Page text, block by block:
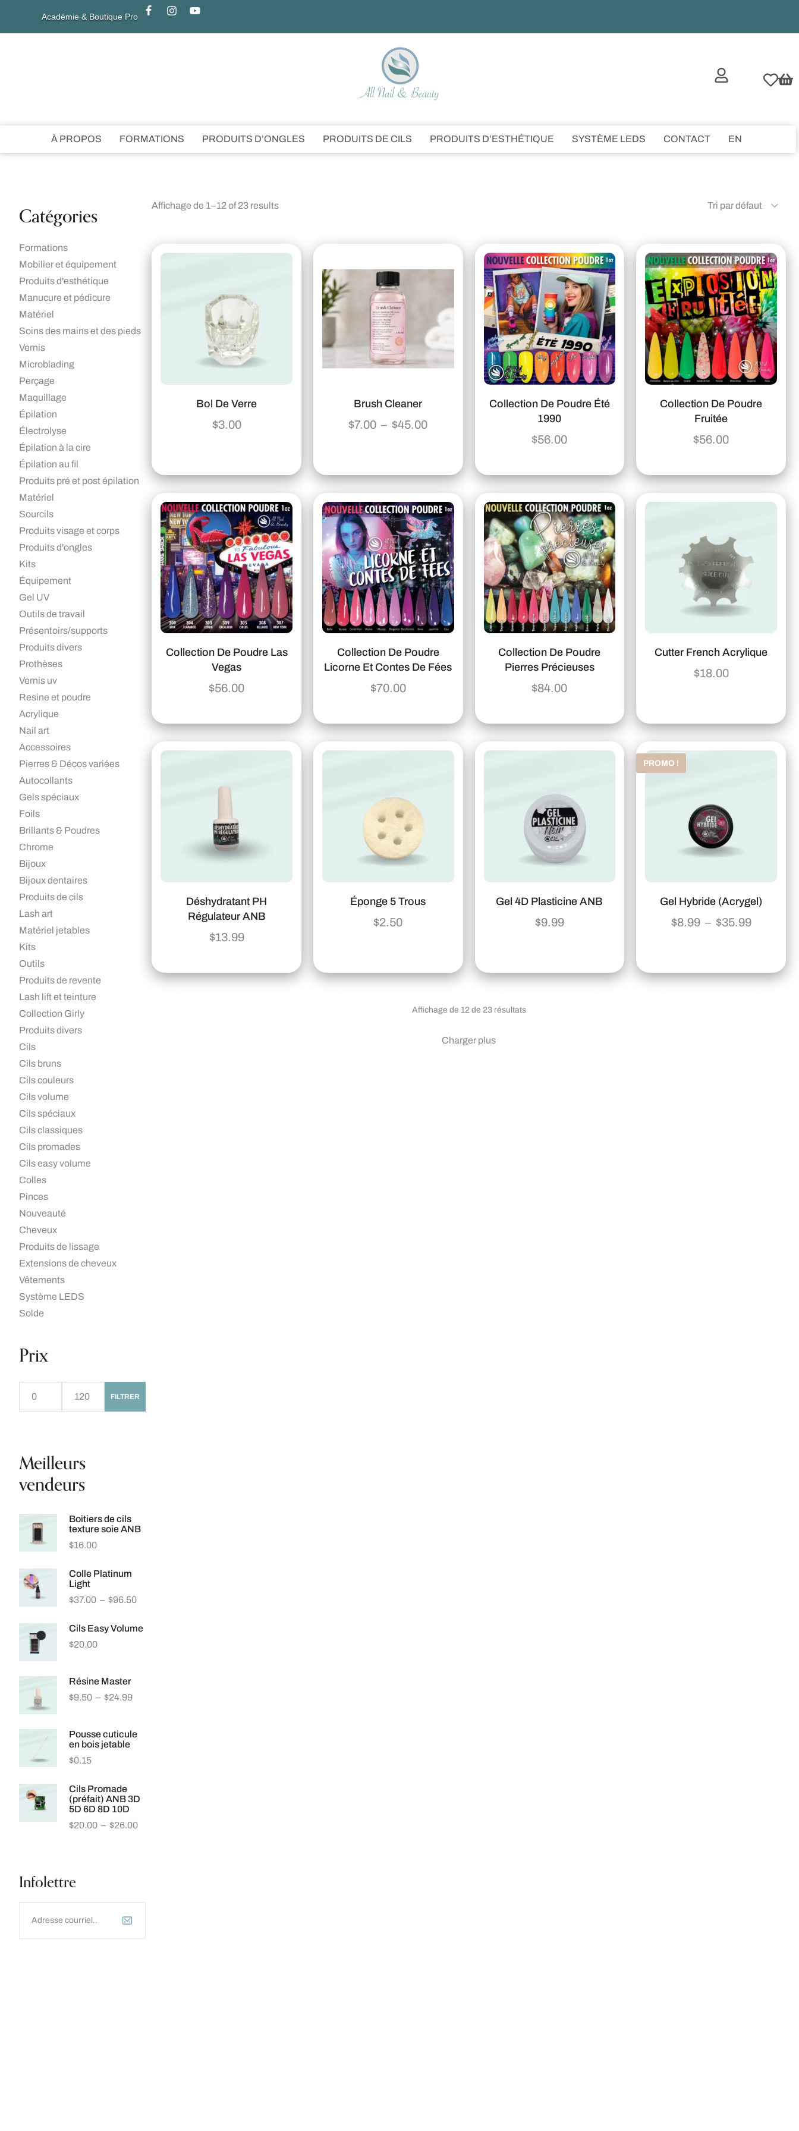
Académie & Boutique Pro
À PROPOS FORMATIONS PRODUITS D’ONGLES PRODUITS DE CILS PRODUITS D’ESTHÉTIQUE SYSTÈME LEDS CONTACT EN
Catégories
Formations
Mobilier et équipement
Produits d'esthétique
Manucure et pédicure
Matériel
Soins des mains et des pieds
Vernis
Microblading
Perçage
Maquillage
Épilation
Électrolyse
Épilation à la cire
Épilation au fil
Produits pré et post épilation
Matériel
Sourcils
Produits visage et corps
Produits d'ongles
Kits
Équipement
Gel UV
Outils de travail
Présentoirs/supports
Produits divers
Prothèses
Vernis uv
Resine et poudre
Acrylique
Nail art
Accessoires
Pierres & Décos variées
Autocollants
Gels spéciaux
Foils
Brillants & Poudres
Chrome
Bijoux
Bijoux dentaires
Produits de cils
Lash art
Matériel jetables
Kits
Outils
Produits de revente
Lash lift et teinture
Collection Girly
Produits divers
Cils
Cils bruns
Cils couleurs
Cils volume
Cils spéciaux
Cils classiques
Cils promades
Cils easy volume
Colles
Pinces
Nouveauté
Cheveux
Produits de lissage
Extensions de cheveux
Vêtements
Système LEDS
Solde
Prix
FILTRER
Meilleurs
vendeurs
Boitiers de cils
texture soie ANB
$16.00
Colle Platinum
Light
$37.00 – $96.50
Cils Easy Volume
$20.00
Résine Master
$9.50 – $24.99
Pousse cuticule
en bois jetable
$0.15
Cils Promade
(préfait) ANB 3D
5D 6D 8D 10D
$20.00 – $26.00
Infolettre
Affichage de 1–12 of 23 results Tri par défaut
Bol De Verre
$3.00
Brush Cleaner
$7.00 – $45.00
Collection De Poudre Été
1990
$56.00
Collection De Poudre
Fruitée
$56.00
Collection De Poudre Las
Vegas
$56.00
Collection De Poudre
Licorne Et Contes De Fées
$70.00
Collection De Poudre
Pierres Précieuses
$84.00
Cutter French Acrylique
$18.00
Déshydratant PH
Régulateur ANB
$13.99
Éponge 5 Trous
$2.50
Gel 4D Plasticine ANB
$9.99
PROMO !
Gel Hybride (Acrygel)
$8.99 – $35.99
Affichage de 12 de 23 résultats
Charger plus